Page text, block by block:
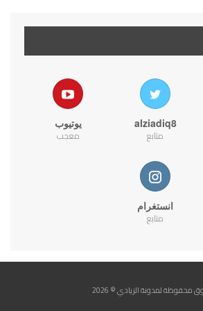
alziadiq8
متابع
يوتيوب
معجب
انستغرام
متابع
محفوظة لمدونة الزيادي © 2026